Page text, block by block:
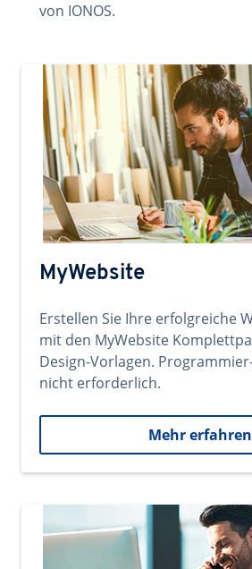
von IONOS.
MyWebsite
Erstellen Sie Ihre erfolgreiche
mit den MyWebsite
Design-Vorlagen.
nicht erforderlich.
Mehr erfahren